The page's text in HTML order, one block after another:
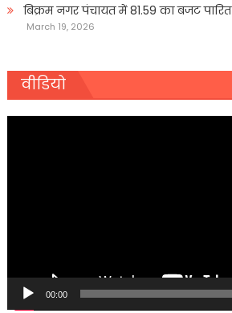
बिक्रम नगर पंचायत में 81.59 का बजट पारित
March 19, 2026
वीडियो
00:00